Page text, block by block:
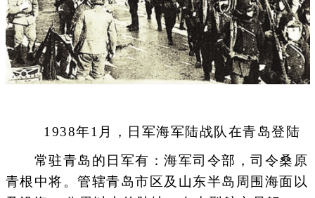
1938年1月，日军海军陆战队在青岛登陆
常驻青岛的日军有：海军司令部，司令桑原
青根中将。管辖青岛市区及山东半岛周围海面以